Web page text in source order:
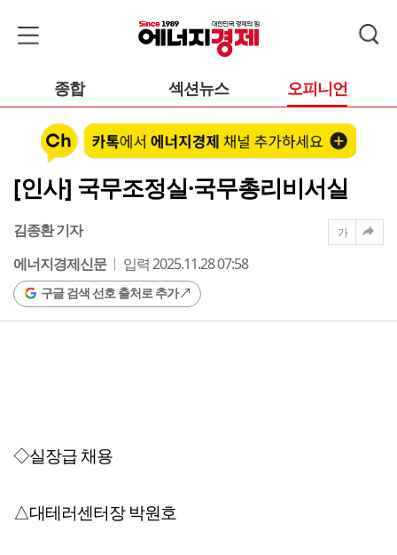
종합 섹션뉴스 오피니언
[인사] 국무조정실·국무총리비서실
김종환 기자
에너지경제신문
입력 2025.11.28 07:58
구글 검색 선호 출처로 추가
가
◇실장급 채용
△대테러센터장 박원호